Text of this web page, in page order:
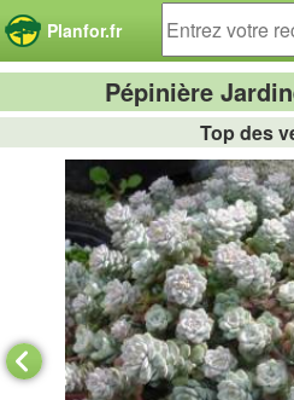
Planfor.fr
Pépinière
Top des
Panneau de gestion des cookies